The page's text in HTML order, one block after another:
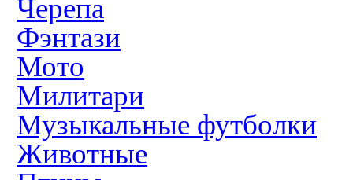
Черепа
Фэнтази
Мото
Милитари
Музыкальные футболки
Животные